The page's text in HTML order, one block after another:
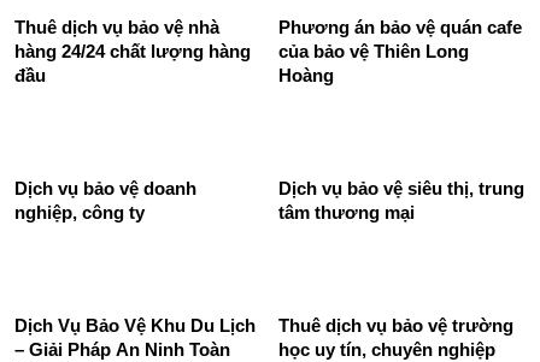
Thuê Dịch Vụ Bảo Vệ Khu
Công Nghiệp 24/24 Tốt
Chuyên Nghiệp
Dịch Vụ Bảo Vệ Cửa Hàng –
Phương Án Đối Phó Với Đối
Tượng Xâm Nhập Từ Bên
Thuê dịch vụ bảo vệ nhà
hàng 24/24 chất lượng hàng
Phương án bảo vệ quán cafe
của bảo vệ Thiên Long